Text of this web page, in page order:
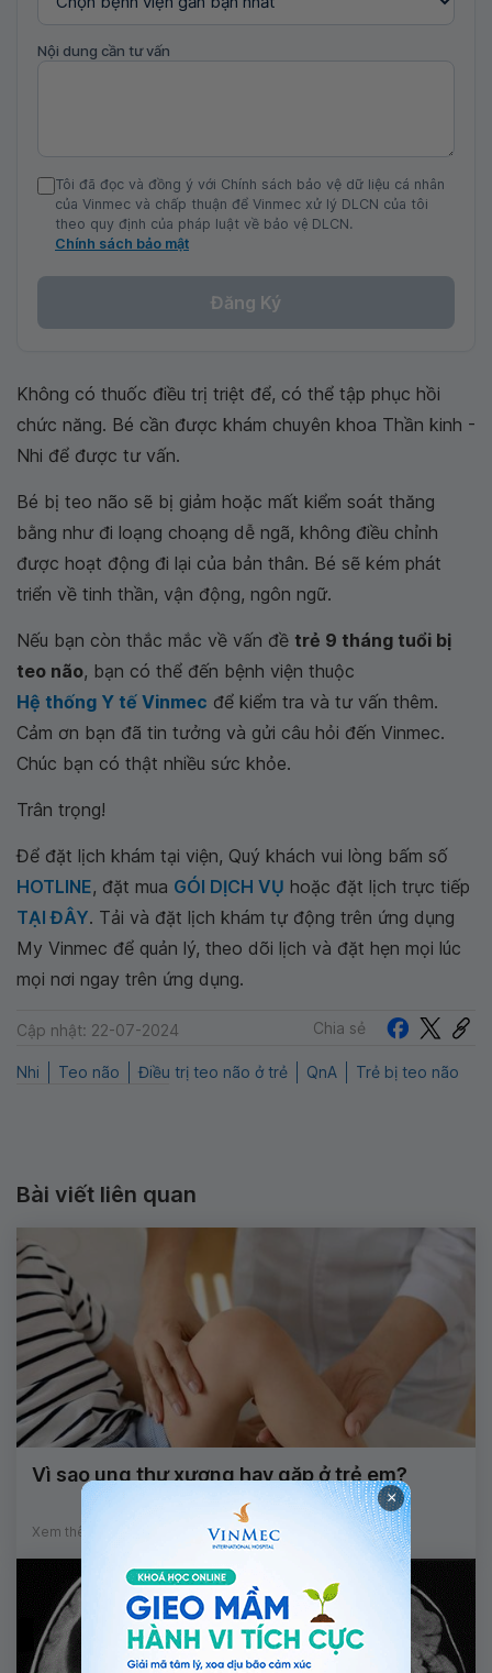
Nội dung cần tư vấn
Tôi đã đọc và đồng ý với Chính sách bảo vệ dữ liệu cá nhân
của Vinmec và chấp thuận để Vinmec xử lý DLCN của tôi
theo quy định của pháp luật về bảo vệ DLCN.
Chính sách bảo mật
Đăng Ký
Không có thuốc điều trị triệt để, có thể tập phục hồi
chức năng. Bé cần được khám chuyên khoa Thần kinh -
Nhi để được tư vấn.
Bé bị teo não sẽ bị giảm hoặc mất kiểm soát thăng
bằng như đi loạng choạng dễ ngã, không điều chỉnh
được hoạt động đi lại của bản thân. Bé sẽ kém phát
triển về tinh thần, vận động, ngôn ngữ.
Nếu bạn còn thắc mắc về vấn đề trẻ 9 tháng tuổi bị
teo não, bạn có thể đến bệnh viện thuộc
Hệ thống Y tế Vinmec để kiểm tra và tư vấn thêm.
Cảm ơn bạn đã tin tưởng và gửi câu hỏi đến Vinmec.
Chúc bạn có thật nhiều sức khỏe.
Trân trọng!
Để đặt lịch khám tại viện, Quý khách vui lòng bấm số
HOTLINE, đặt mua GÓI DỊCH VỤ hoặc đặt lịch trực tiếp
TẠI ĐÂY. Tải và đặt lịch khám tự động trên ứng dụng
My Vinmec để quản lý, theo dõi lịch và đặt hẹn mọi lúc
mọi nơi ngay trên ứng dụng.
Cập nhật: 22-07-2024 Chia sẻ
Nhi Teo não Điều trị teo não ở trẻ QnA Trẻ bị teo não
Bài viết liên quan
Vì sao ung thư xương hay gặp ở trẻ em?
Xem thêm
×